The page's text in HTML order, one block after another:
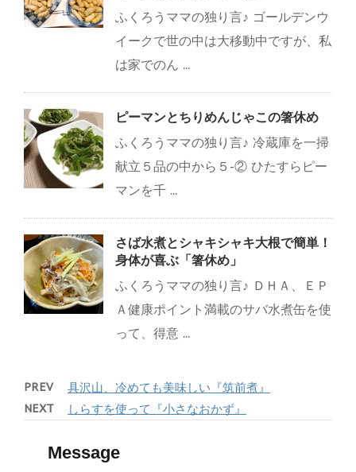
ふくろうママの独り言♪ ゴールデンウ
イークで世の中は大移動中ですが、私
は家でのん ...
ピーマンとちりめんじゃこの箸休め
ふくろうママの独り言♪ 冷蔵庫を一掃
献立５品の中から５-② ひたすらピー
マンを千 ...
さば水煮とシャキシャキ大根で簡単！
身体が喜ぶ「箸休め」
ふくろうママの独り言♪ ＤＨＡ、ＥＰ
Ａ健康ポイント満載のサバ水煮缶を使
って、得意 ...
PREV 具沢山、冷めても美味しい『筑前煮』
NEXT しらすを使って『小さなおかず』
Message